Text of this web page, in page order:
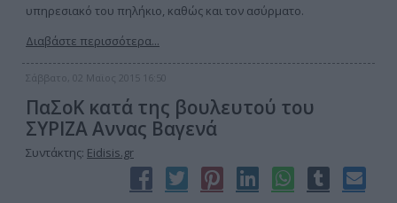
υπηρεσιακό του πηλήκιο, καθώς και τον ασύρματο.
Διαβάστε περισσότερα...
Σάββατο, 02 Μαϊος 2015 16:50
ΠαΣοΚ κατά της βουλευτού του
ΣΥΡΙΖΑ Αννας Βαγενά
Συντάκτης: Eidisis.gr